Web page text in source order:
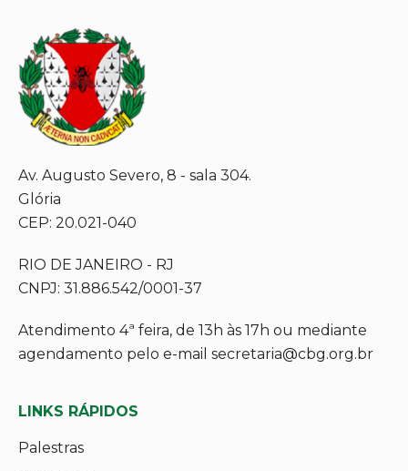
Av. Augusto Severo, 8 - sala 304.
Glória
CEP: 20.021-040
RIO DE JANEIRO - RJ
CNPJ: 31.886.542/0001-37
Atendimento 4ª feira, de 13h às 17h ou mediante
agendamento pelo e-mail secretaria@cbg.org.br
LINKS RÁPIDOS
Palestras